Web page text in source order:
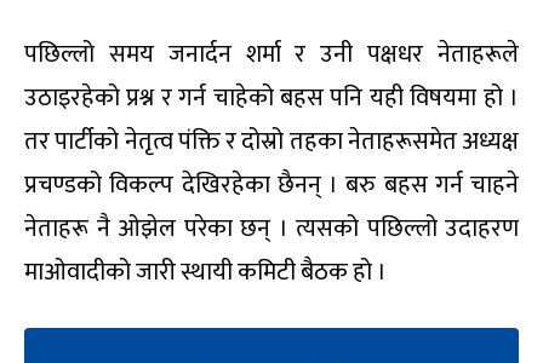
पछिल्लो समय जनार्दन शर्मा र उनी पक्षधर नेताहरूले
उठाइरहेको प्रश्न र गर्न चाहेको बहस पनि यही विषयमा हो ।
तर पार्टीको नेतृत्व पंक्ति र दोस्रो तहका नेताहरूसमेत अध्यक्ष
प्रचण्डको विकल्प देखिरहेका छैनन् । बरु बहस गर्न चाहने
नेताहरू नै ओझेल परेका छन् । त्यसको पछिल्लो उदाहरण
माओवादीको जारी स्थायी कमिटी बैठक हो ।